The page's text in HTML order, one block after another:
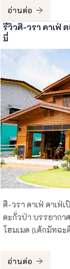
อ่านต่อ
รีวิวศิ-วรา คาเฟ่
มี่
ศิ-วรา คาเฟ่ คาเฟ่
ตะกั่วป่า บรรยากา
โฮมเมด (เค้กมัทฉ
อ่านต่อ